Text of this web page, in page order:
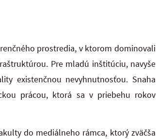
prostredia, v ktorom dominovali
Pre mladú inštitúciu, navyše
existenčnou nevyhnutnosťou. Snaha
prácou, ktorá sa v priebehu rokov
do mediálneho rámca, ktorý zväčša